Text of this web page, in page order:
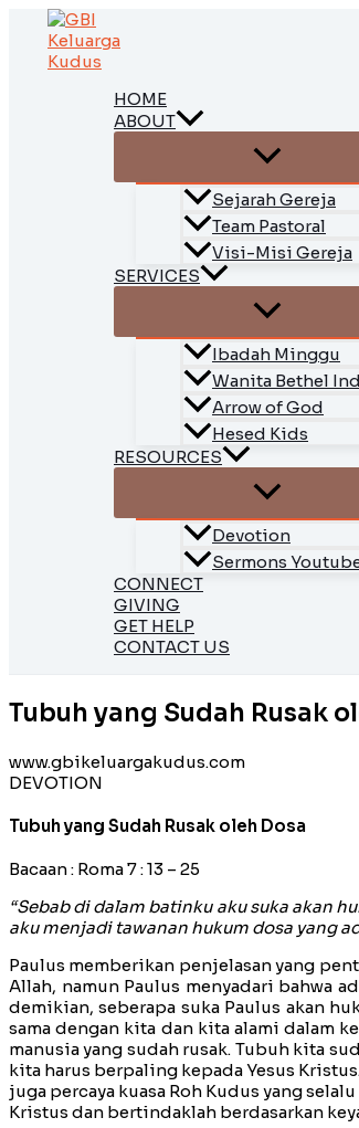
Skip
content
HOME
ABOUT
Sejarah Gereja
Team Pastoral
Visi-Misi Gereja
SERVICES
Ibadah Minggu
Wanita Bethel
Arrow of God
Hesed Kids
RESOURCES
Devotion
Sermons
CONNECT
GIVING
GET HELP
CONTACT US
Tubuh yang Sudah Rusak
www.gbikeluargakudus.com
DEVOTION
Tubuh yang Sudah Rusak oleh Dosa
Bacaan : Roma 7 : 13 – 25
“Sebab di dalam batinku aku suka akan
aku menjadi tawanan hukum dosa yang
Paulus memberikan penjelasan yang
Allah, namun Paulus menyadari bahwa
demikian, seberapa suka Paulus akan
sama dengan kita dan kita alami dalam
manusia yang sudah rusak. Tubuh kita
kita harus berpaling kepada Yesus
juga percaya kuasa Roh Kudus yang
Kristus dan bertindaklah berdasarkan